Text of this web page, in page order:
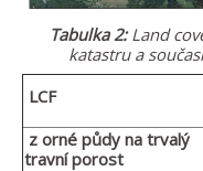
Tabulka 2:Land
katastru a
LCF
z orné půdy na trvalý
travní porost